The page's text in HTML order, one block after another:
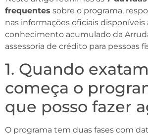
frequentes sobre o programa,
nas informações oficiais disponíveis
conhecimento acumulado da
assessoria de crédito para pessoas
1. Quando
começa o
que posso fazer
O programa tem duas fases com